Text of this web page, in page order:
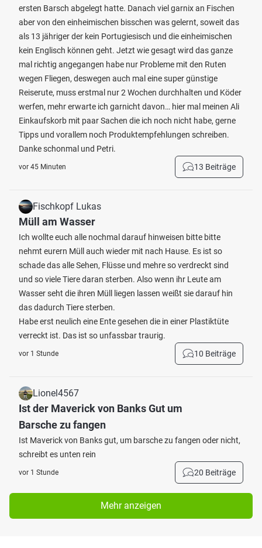
ersten Barsch abgelegt hatte. Danach viel garnix an Fischen
aber von den einheimischen bisschen was gelernt, soweit das
als 13 jähriger der kein Portugiesisch und die einheimischen
kein Englisch können geht. Jetzt wie gesagt wird das ganze
mal richtig angegangen habe nur Probleme mit den Ruten
wegen Fliegen, deswegen auch mal eine super günstige
Reiserute, muss erstmal nur 2 Wochen durchhalten und Köder
werfen, mehr erwarte ich garnicht davon… hier mal meinen Ali
Einkaufskorb mit paar Sachen die ich noch nicht habe, gerne
Tipps und vorallem noch Produktempfehlungen schreiben.
Danke schonmal und Petri.
vor 45 Minuten 13 Beiträge
Fischkopf Lukas
Müll am Wasser
Ich wollte euch alle nochmal darauf hinweisen bitte bitte
nehmt eurern Müll auch wieder mit nach Hause. Es ist so
schade das alle Sehen, Flüsse und mehre so verdreckt sind
und so viele Tiere daran sterben. Also wenn ihr Leute am
Wasser seht die ihren Müll liegen lassen weißt sie darauf hin
das dadurch Tiere sterben.
Habe erst neulich eine Ente gesehen die in einer Plastiktüte
verreckt ist. Das ist so unfassbar traurig.
vor 1 Stunde 10 Beiträge
Lionel4567
Ist der Maverick von Banks Gut um
Barsche zu fangen
Ist Maverick von Banks gut, um barsche zu fangen oder nicht,
schreibt es unten rein
vor 1 Stunde 20 Beiträge
Mehr anzeigen